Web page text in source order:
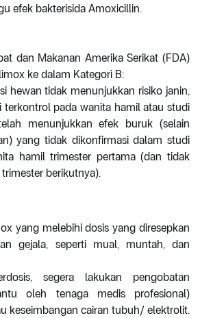
efek bakterisida Amoxicillin.
dan Makanan Amerika Serikat (FDA)
ke dalam Kategori B:
hewan tidak menunjukkan risiko janin,
terkontrol pada wanita hamil atau studi
menunjukkan efek buruk (selain
yang tidak dikonfirmasi dalam studi
hamil trimester pertama (dan tidak
berikutnya).
yang melebihi dosis yang diresepkan
gejala, seperti mual, muntah, dan
segera lakukan pengobatan
oleh tenaga medis profesional)
keseimbangan cairan tubuh/ elektrolit.